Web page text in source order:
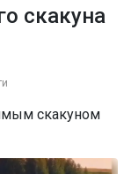
скакуна
скакуном